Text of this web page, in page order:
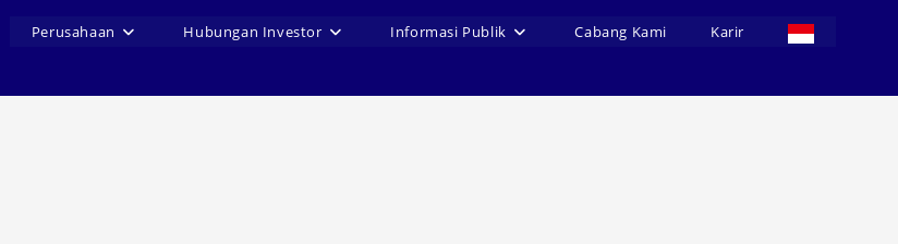
Perusahaan Hubungan Investor Informasi Publik Cabang Kami Karir